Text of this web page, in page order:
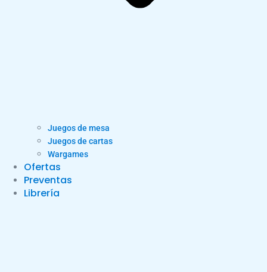
Juegos de mesa
Juegos de cartas
Wargames
Ofertas
Preventas
Librería